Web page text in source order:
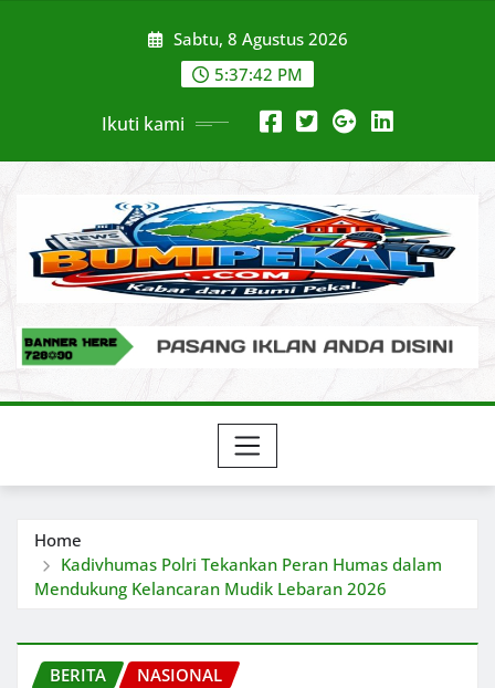
Sabtu, 8 Agustus 2026
5:37:43 PM
Ikuti kami
Home
Kadivhumas Polri Tekankan Peran Humas dalam
Mendukung Kelancaran Mudik Lebaran 2026
BERITA NASIONAL